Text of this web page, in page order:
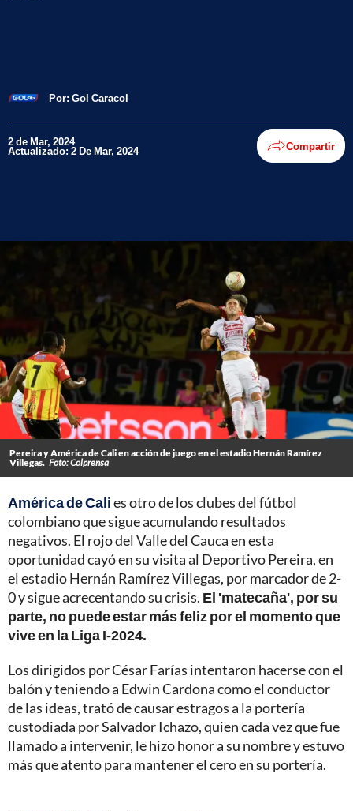
Por: Gol Caracol
2 de Mar, 2024
Actualizado: 2 De Mar, 2024 Compartir
Pereira y América de Cali en acción de juego en el estadio Hernán Ramírez
Villegas. Foto: Colprensa
América de Calies otro de los clubes del fútbol
colombiano que sigue acumulando resultados
negativos. El rojo del Valle del Cauca en esta
oportunidad cayó en su visita al Deportivo Pereira, en
el estadio Hernán Ramírez Villegas, por marcador de 2-
0 y sigue acrecentando su crisis. El 'matecaña', por su
parte, no puede estar más feliz por el momento que
vive en la Liga I-2024.
Los dirigidos por César Farías intentaron hacerse con el
balón y teniendo a Edwin Cardona como el conductor
de las ideas, trató de causar estragos a la portería
custodiada por Salvador Ichazo, quien cada vez que fue
llamado a intervenir, le hizo honor a su nombre y estuvo
más que atento para mantener el cero en su portería.